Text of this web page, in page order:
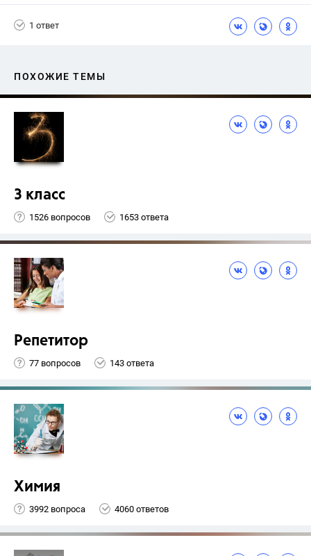
1 ответ
ПОХОЖИЕ ТЕМЫ
3 класс
1526 вопросов 1653 ответа
Репетитор
77 вопросов 143 ответа
Химия
3992 вопроса 4060 ответов